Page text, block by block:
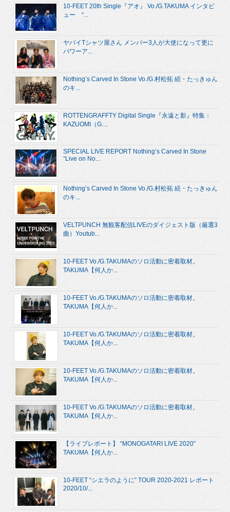
10-FEET 20th Single『アオ』 Vo./G.TAKUMA インタビ
ュー “...
ヤバイTシャツ屋さん メンバー3人が大使になって更に
パワーア...
Nothing’s Carved In Stone Vo./G.村松拓 続・たっきゅん
のキ...
ROTTENGRAFFTY Digital Single『永遠と影』特集：
KAZUOMI（G....
SPECIAL LIVE REPORT Nothing’s Carved In Stone
“Live on No...
Nothing’s Carved In Stone Vo./G.村松拓 続・たっきゅん
のキ...
VELTPUNCH 無観客配信LIVEのダイジェスト版（厳選3
曲）Youtub...
10-FEET Vo./G.TAKUMAのソロ活動に密着取材。
TAKUMA【何人か...
10-FEET Vo./G.TAKUMAのソロ活動に密着取材。
TAKUMA【何人か...
10-FEET Vo./G.TAKUMAのソロ活動に密着取材。
TAKUMA【何人か...
10-FEET Vo./G.TAKUMAのソロ活動に密着取材。
TAKUMA【何人か...
10-FEET Vo./G.TAKUMAのソロ活動に密着取材。
TAKUMA【何人か...
【ライブレポート】 “MONOGATARI LIVE 2020”
TAKUMA【何人か...
10-FEET “シエラのように” TOUR 2020-2021 レポート
2020/10/...